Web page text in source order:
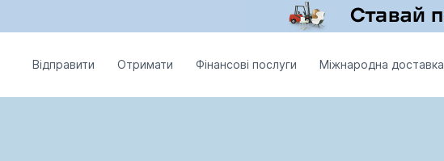
Відправити Отримати Фінансові послуги Міжнародна доставка